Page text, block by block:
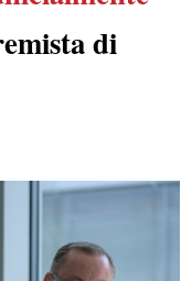
di